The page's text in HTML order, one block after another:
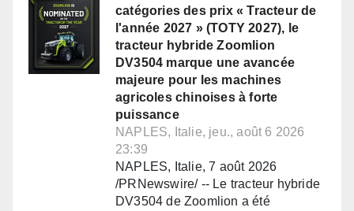
catégories des prix « Tracteur de
l'année 2027 » (TOTY 2027), le
tracteur hybride Zoomlion
DV3504 marque une avancée
majeure pour les machines
agricoles chinoises à forte
puissance
NAPLES, Italie, jeu., août 6 2026
23:39
NAPLES, Italie, 7 août 2026
/PRNewswire/ -- Le tracteur hybride
DV3504 de Zoomlion a été